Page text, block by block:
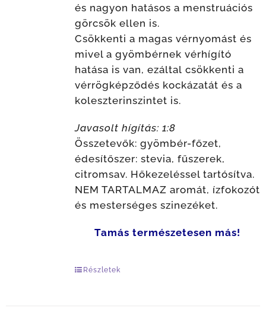
és nagyon hatásos a menstruációs
görcsök ellen is.
Csökkenti a magas vérnyomást és
mivel a gyömbérnek vérhígító
hatása is van, ezáltal csökkenti a
vérrögképződés kockázatát és a
koleszterinszintet is.
Javasolt hígítás: 1:8
Összetevők: gyömbér-főzet,
édesítőszer: stevia, fűszerek,
citromsav. Hőkezeléssel tartósítva.
NEM TARTALMAZ aromát, ízfokozót
és mesterséges szinezéket.
Tamás természetesen más!
Részletek